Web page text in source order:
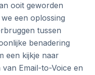
ooit geworden
een oplossing
tussen
benadering
een kijkje naar
Email-to-Voice en